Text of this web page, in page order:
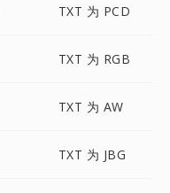
TXT 为 PCD
TXT 为 RGB
TXT 为 AW
TXT 为 JBG